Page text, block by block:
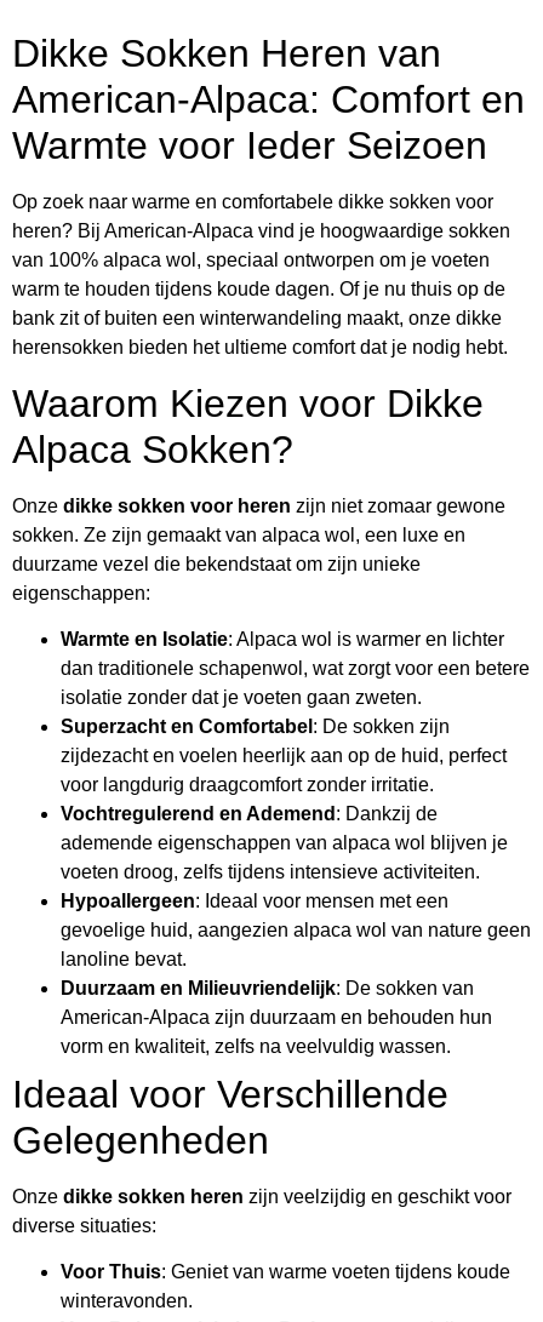
Dikke Sokken Heren van
American-Alpaca: Comfort en
Warmte voor Ieder Seizoen
Op zoek naar warme en comfortabele dikke sokken voor
heren? Bij American-Alpaca vind je hoogwaardige sokken
van 100% alpaca wol, speciaal ontworpen om je voeten
warm te houden tijdens koude dagen. Of je nu thuis op de
bank zit of buiten een winterwandeling maakt, onze dikke
herensokken bieden het ultieme comfort dat je nodig hebt.
Waarom Kiezen voor Dikke
Alpaca Sokken?
Onze dikke sokken voor heren zijn niet zomaar gewone
sokken. Ze zijn gemaakt van alpaca wol, een luxe en
duurzame vezel die bekendstaat om zijn unieke
eigenschappen:
Warmte en Isolatie: Alpaca wol is warmer en lichter
dan traditionele schapenwol, wat zorgt voor een betere
isolatie zonder dat je voeten gaan zweten.
Superzacht en Comfortabel : De sokken zijn
zijdezacht en voelen heerlijk aan op de huid, perfect
voor langdurig draagcomfort zonder irritatie.
Vochtregulerend en Ademend : Dankzij de
ademende eigenschappen van alpaca wol blijven je
voeten droog, zelfs tijdens intensieve activiteiten.
Hypoallergeen: Ideaal voor mensen met een
gevoelige huid, aangezien alpaca wol van nature geen
lanoline bevat.
Duurzaam en Milieuvriendelijk: De sokken van
American-Alpaca zijn duurzaam en behouden hun
vorm en kwaliteit, zelfs na veelvuldig wassen.
Ideaal voor Verschillende
Gelegenheden
Onze dikke sokken heren zijn veelzijdig en geschikt voor
diverse situaties:
Voor Thuis: Geniet van warme voeten tijdens koude
winteravonden.